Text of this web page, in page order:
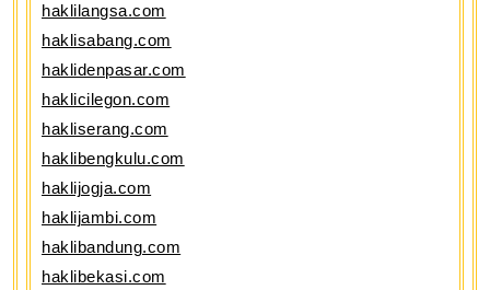
haklilangsa.com
haklisabang.com
haklidenpasar.com
haklicilegon.com
hakliserang.com
haklibengkulu.com
haklijogja.com
haklijambi.com
haklibandung.com
haklibekasi.com